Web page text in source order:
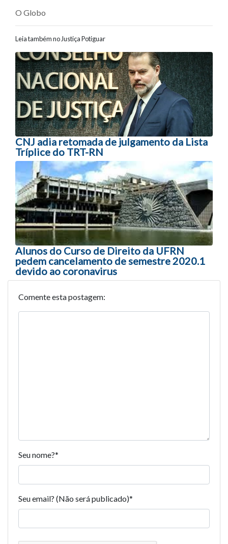
O Globo
Leia também no Justiça Potiguar
Navegação entre posts
CNJ adia retomada de julgamento da Lista
Tríplice do TRT-RN
Alunos do Curso de Direito da UFRN
pedem cancelamento de semestre 2020.1
devido ao coronavirus
Comente esta postagem:
Seu nome?*
Seu email? (Não será publicado)*